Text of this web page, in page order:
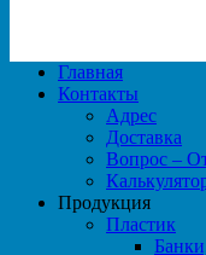
Главная
Контакты
Адрес
Доставка
Вопрос –
Продукция
Пластик